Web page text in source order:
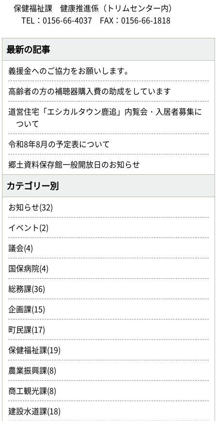
保健福祉課 健康推進係（トリムセンター内）
TEL：0156-66-4037
FAX：0156-66-1818
最新の記事
義援金へのご協力をお願いします。
高齢者の方の補聴器購入費の助成をしています
道営住宅「エシカルタウン鹿追」内覧会・入居者募集に
ついて
令和8年8月の予定表について
郷土資料保存館一般開放日のお知らせ
カテゴリー別
お知らせ(32)
イベント(2)
議会(4)
国保病院(4)
総務課(36)
企画課(15)
町民課(17)
保健福祉課(19)
農業振興課(8)
商工観光課(8)
建設水道課(18)